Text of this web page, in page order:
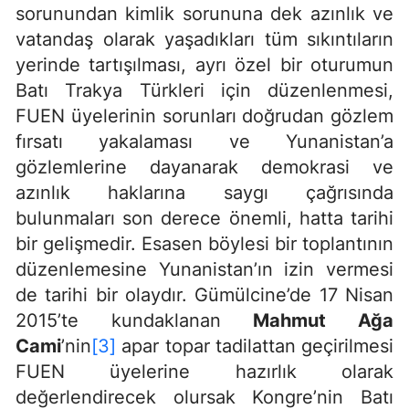
sorunundan kimlik sorununa dek azınlık ve
vatandaş olarak yaşadıkları tüm sıkıntıların
yerinde tartışılması, ayrı özel bir oturumun
Batı Trakya Türkleri için düzenlenmesi,
FUEN üyelerinin sorunları doğrudan gözlem
fırsatı yakalaması ve Yunanistan’a
gözlemlerine dayanarak demokrasi ve
azınlık haklarına saygı çağrısında
bulunmaları son derece önemli, hatta tarihi
bir gelişmedir. Esasen böylesi bir toplantının
düzenlemesine Yunanistan’ın izin vermesi
de tarihi bir olaydır. Gümülcine’de 17 Nisan
2015’te kundaklanan Mahmut Ağa
Cami’nin[3] apar topar tadilattan geçirilmesi
FUEN üyelerine hazırlık olarak
değerlendirecek olursak Kongre’nin Batı